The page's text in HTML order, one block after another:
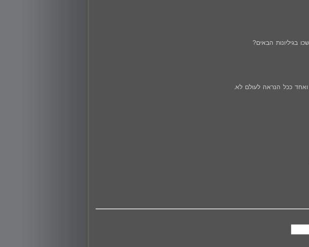
ככל הנראה לעולם לא.